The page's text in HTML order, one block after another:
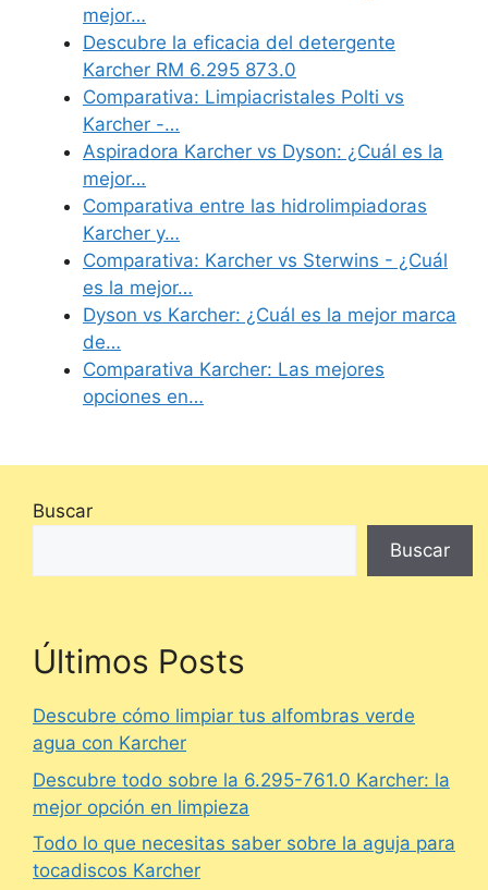
mejor…
Descubre la eficacia del detergente
Karcher RM 6.295 873.0
Comparativa: Limpiacristales Polti vs
Karcher -…
Aspiradora Karcher vs Dyson: ¿Cuál es la
mejor…
Comparativa entre las hidrolimpiadoras
Karcher y…
Comparativa: Karcher vs Sterwins - ¿Cuál
es la mejor…
Dyson vs Karcher: ¿Cuál es la mejor marca
de…
Comparativa Karcher: Las mejores
opciones en…
Buscar
Buscar
Últimos Posts
Descubre cómo limpiar tus alfombras verde
agua con Karcher
Descubre todo sobre la 6.295-761.0 Karcher: la
mejor opción en limpieza
Todo lo que necesitas saber sobre la aguja para
tocadiscos Karcher